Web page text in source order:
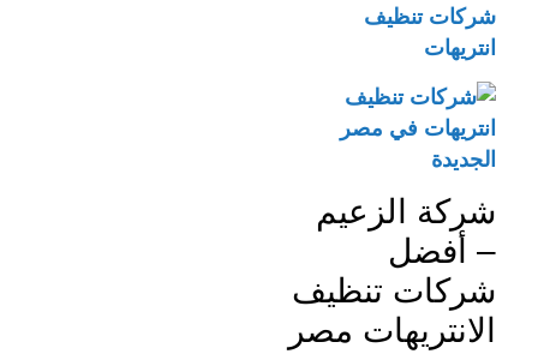
شركات تنظيف
انتريهات
شركة الزعيم
– أفضل
شركات تنظيف
الانتريهات مصر